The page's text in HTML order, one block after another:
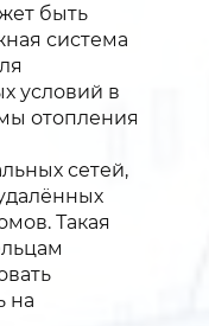
быть
система
условий в
отопления
сетей,
Такая
на